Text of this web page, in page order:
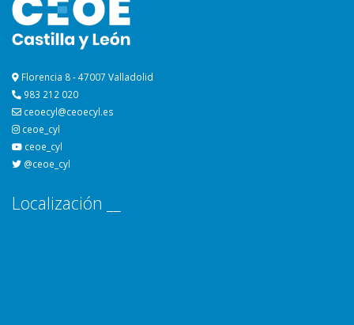
Florencia 8 - 47007 Valladolid
983 212 020
ceoecyl@ceoecyl.es
ceoe_cyl
ceoe_cyl
@ceoe_cyl
Localización __